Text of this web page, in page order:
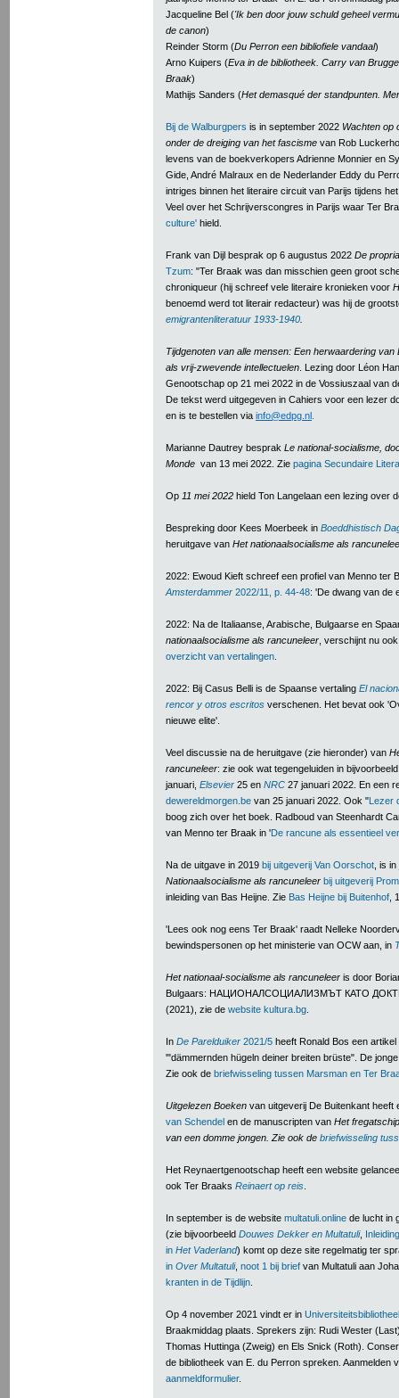
Jacqueline Bel ('Ik ben door jouw schuld geheel
de canon)
Reinder Storm (Du Perron een bibliofiele vandaal)
Arno Kuipers (Eva in de bibliotheek. Carry van
Braak)
Mathijs Sanders (Het demasqué der standpunten.
Bij de Walburgpers is in september 2022 Wachten op
onder de dreiging van het fascisme van Rob
levens van de boekverkopers Adrienne Monnier en
Gide, André Malraux en de Nederlander Eddy du
intriges binnen het literaire circuit van Parijs tijdens
Veel over het Schrijverscongres in Parijs waar Ter
culture' hield.
Frank van Dijl besprak op 6 augustus 2022 De
Tzum: "Ter Braak was dan misschien geen groot
chroniqueur (hij schreef vele literaire kronieken voor
benoemd werd tot literair redacteur) was hij de
emigrantenliteratuur 1933-1940
Tijdgenoten van alle mensen: Een herwaardering
als vrij-zwevende intellectuelen . Lezing door Léon
Genootschap op 21 mei 2022 in de Vossiuszaal van
De tekst werd uitgegeven in Cahiers voor een lezer
en is te bestellen via info@edpg.nl
Marianne Dautrey besprak Le national-socialisme,
Monde van 13 mei 2022. Zie pagina Secundaire
Op 11 mei 2022 hield Ton Langelaan een lezing over
Bespreking door Kees Moerbeek in Boeddhistisch
heruitgave van Het nationaalsocialisme als
2022: Ewoud Kieft schreef een profiel van Menno ter
Amsterdammer 2022/11, p. 44-48: 'De dwang van de
2022: Na de Italiaanse, Arabische, Bulgaarse en
nationaalsocialisme als rancuneleer , verschijnt nu
overzicht van vertalingen
2022: Bij Casus Belli is de Spaanse vertaling El
rencor y otros escritos verschenen. Het bevat ook
nieuwe elite'.
Veel discussie na de heruitgave (zie hieronder) van
rancuneleer: zie ook wat tegengeluiden in
januari, Elsevier 25 en NRC 27 januari 2022. En een
dewereldmorgen.be van 25 januari 2022. Ook "Lezer
boog zich over het boek. Radboud van Steenhardt
van Menno ter Braak in 'De rancune als essentieel
Na de uitgave in 2019 bij uitgeverij Van Oorschot , is
Nationaalsocialisme als rancuneleer bij uitgeverij
inleiding van Bas Heijne. Zie Bas Heijne bij Buitenhof ,
'Lees ook nog eens Ter Braak' raadt Nelleke
bewindspersonen op het ministerie van OCW aan, in
Het nationaal-socialisme als rancuneleer is door
Bulgaars: НАЦИОНАЛСОЦИАЛИЗМЪТ КАТО
(2021), zie de website kultura.bg
In De Parelduiker 2021/5 heeft Ronald Bos een
'"dämmernden hügeln deiner breiten brüste". De
Zie ook de briefwisseling tussen Marsman en Ter
Uitgelezen Boeken van uitgeverij De Buitenkant heeft
van Schendel en de manuscripten van Het
van een domme jongen. Zie ook de briefwisseling
Het Reynaertgenootschap heeft een website
ook Ter Braaks Reinaert op reis
In september is de website multatuli.online de lucht in
(zie bijvoorbeeld Douwes Dekker en Multatuli,
in Het Vaderland) komt op deze site regelmatig ter
in Over Multatuli, noot 1 bij brief van Multatuli aan
kranten in de Tijdlijn
Op 4 november 2021 vindt er in
Braakmiddag plaats. Sprekers zijn: Rudi Wester
Thomas Huttinga (Zweig) en Els Snick (Roth).
de bibliotheek van E. du Perron spreken. Aanmelden
aanmeldformulier.